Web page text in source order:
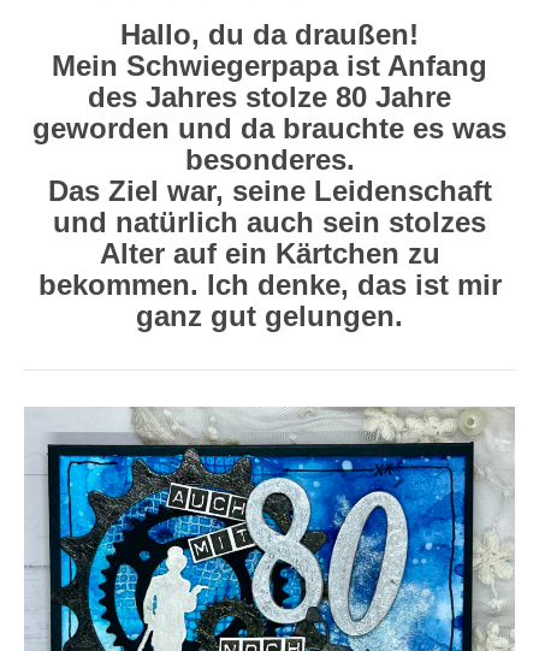
Hallo, du da draußen!
Mein Schwiegerpapa ist Anfang
des Jahres stolze 80 Jahre
geworden und da brauchte es was
besonderes.
Das Ziel war, seine Leidenschaft
und natürlich auch sein stolzes
Alter auf ein Kärtchen zu
bekommen. Ich denke, das ist mir
ganz gut gelungen.